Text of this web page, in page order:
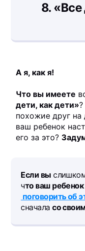
8. «Все
А я, как я!
Что вы имеете
дети, как дети»
похожие друг
ваш ребенок
его за это?
Если вы
что ваш ребенок
поговорить об
сначаласо